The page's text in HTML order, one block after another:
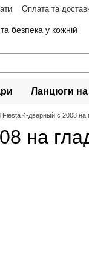
Оплата та
безпека у кожній
Ланцюги на
Fiesta 4-дверный с 2008 на
на